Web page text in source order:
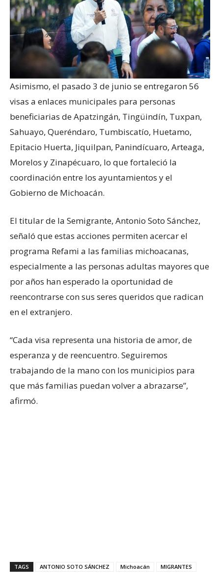
Asimismo, el pasado 3 de junio se entregaron 56
visas a enlaces municipales para personas
beneficiarias de Apatzingán, Tingüindín, Tuxpan,
Sahuayo, Queréndaro, Tumbiscatío, Huetamo,
Epitacio Huerta, Jiquilpan, Panindícuaro, Arteaga,
Morelos y Zinapécuaro, lo que fortaleció la
coordinación entre los ayuntamientos y el
Gobierno de Michoacán.
El titular de la Semigrante, Antonio Soto Sánchez,
señaló que estas acciones permiten acercar el
programa Refami a las familias michoacanas,
especialmente a las personas adultas mayores que
por años han esperado la oportunidad de
reencontrarse con sus seres queridos que radican
en el extranjero.
“Cada visa representa una historia de amor, de
esperanza y de reencuentro. Seguiremos
trabajando de la mano con los municipios para
que más familias puedan volver a abrazarse”,
afirmó.
TAGS ANTONIO SOTO SÁNCHEZ Michoacán MIGRANTES